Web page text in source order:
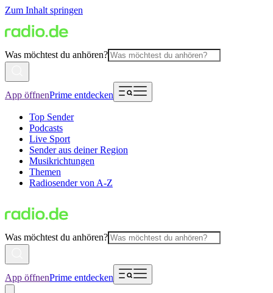
Zum Inhalt springen
Was möchtest du anhören?
App öffnenPrime entdecken
Top Sender
Podcasts
Live Sport
Sender aus deiner Region
Musikrichtungen
Themen
Radiosender von A-Z
Was möchtest du anhören?
App öffnenPrime entdecken